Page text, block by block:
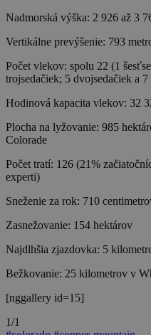
Nadmorská výška: 2 926 až 3
Vertikálne prevýšenie: 793
Počet vlekov: spolu 22 (1
trojsedačiek; 5 dvojsedačiek a
Hodinová kapacita vlekov: 32
Plocha na lyžovanie: 985
Colorade
Počet tratí: 126 (21%
experti)
Sneženie za rok: 710
Zasnežovanie: 154 hektárov
Najdlhšia zjazdovka: 5
Bežkovanie: 25 kilometrov v
[nggallery id=15]
1/1